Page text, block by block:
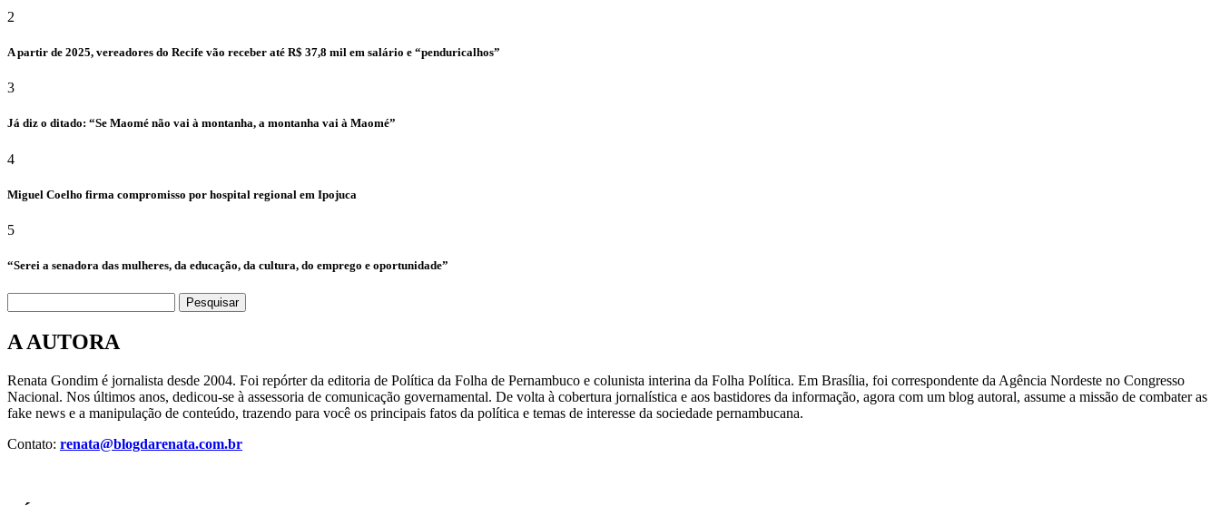
2
A partir de 2025, vereadores do Recife vão receber até R$ 37,8 mil em salário e “penduricalhos”
3
Já diz o ditado: “Se Maomé não vai à montanha, a montanha vai à Maomé”
4
Miguel Coelho firma compromisso por hospital regional em Ipojuca
5
“Serei a senadora das mulheres, da educação, da cultura, do emprego e oportunidade”
Pesquisar
A AUTORA
Renata Gondim é jornalista desde 2004. Foi repórter da editoria de Política da Folha de Pernambuco e colunista interina da Folha Política. Em Brasília, foi correspondente da Agência Nordeste no Congresso
Nacional. Nos últimos anos, dedicou-se à assessoria de comunicação governamental. De volta à cobertura jornalística e aos bastidores da informação, agora com um blog autoral, assume a missão de combater as
fake news e a manipulação de conteúdo, trazendo para você os principais fatos da política e temas de interesse da sociedade pernambucana.
Contato: renata@blogdarenata.com.br